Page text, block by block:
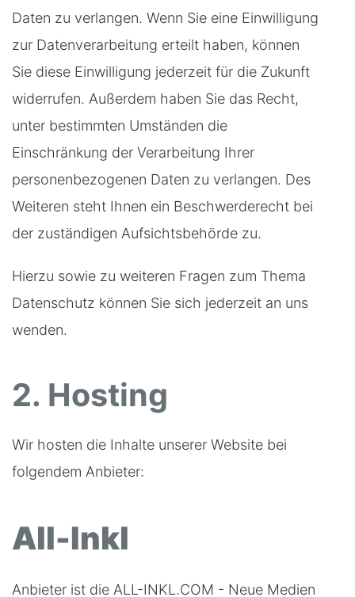
Daten zu verlangen. Wenn Sie eine Einwilligung
zur Datenverarbeitung erteilt haben, können
Sie diese Einwilligung jederzeit für die Zukunft
widerrufen. Außerdem haben Sie das Recht,
unter bestimmten Umständen die
Einschränkung der Verarbeitung Ihrer
personenbezogenen Daten zu verlangen. Des
Weiteren steht Ihnen ein Beschwerderecht bei
der zuständigen Aufsichtsbehörde zu.
Hierzu sowie zu weiteren Fragen zum Thema
Datenschutz können Sie sich jederzeit an uns
wenden.
2. Hosting
Wir hosten die Inhalte unserer Website bei
folgendem Anbieter:
All-Inkl
Anbieter ist die ALL-INKL.COM - Neue Medien